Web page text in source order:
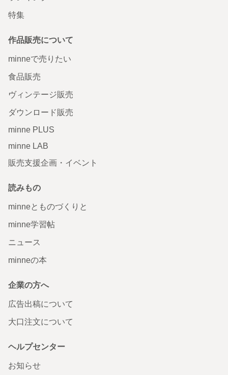
特集
作品販売について
minneで売りたい
食品販売
ヴィンテージ販売
ダウンロード販売
minne PLUS
minne LAB
販売支援企画・イベント
読みもの
minneとものづくりと
minne学習帖
ニュース
minneの本
企業の方へ
広告出稿について
大口注文について
ヘルプセンター
お知らせ